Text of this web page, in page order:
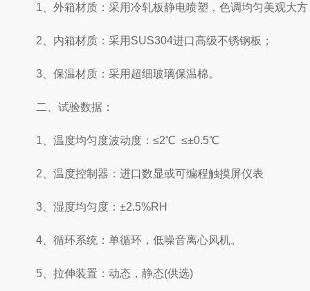
1、外箱材质：采用冷轧板静电喷塑，色调均匀美观大方
2、内箱材质：采用SUS304进口高级不锈钢板；
3、保温材质：采用超细玻璃保温棉。
二、试验数据：
1、温度均匀度波动度：≤2℃ ≤±0.5℃
2、温度控制器：进口数显或可编程触摸屏仪表
3、湿度均匀度：±2.5%RH
4、循环系统：单循环，低噪音离心风机。
5、拉伸装置：动态，静态(供选)